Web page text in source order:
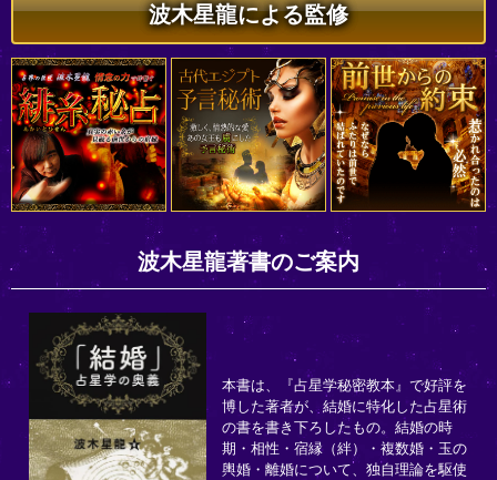
波木星龍による監修
波木星龍著書のご案内
本書は、『占星学秘密教本』で好評を
博した著者が、結婚に特化した占星術
の書を書き下ろしたもの。結婚の時
期・相性・宿縁（絆）・複数婚・玉の
輿婚・離婚について、独自理論を駆使